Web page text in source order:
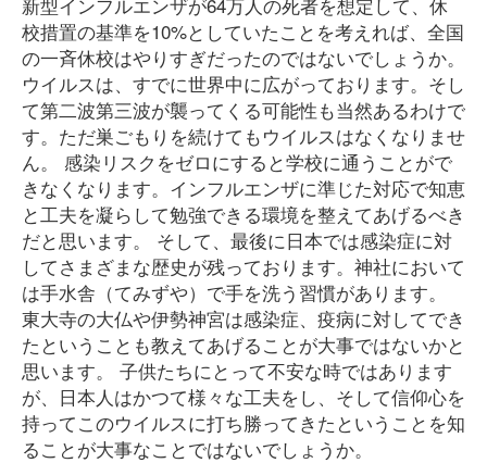
校措置の基準を10%としていたことを考えれば、全国
の一斉休校はやりすぎだったのではないでしょうか。
ウイルスは、すでに世界中に広がっております。そし
て第二波第三波が襲ってくる可能性も当然あるわけで
す。ただ巣ごもりを続けてもウイルスはなくなりませ
ん。 感染リスクをゼロにすると学校に通うことがで
きなくなります。インフルエンザに準じた対応で知恵
と工夫を凝らして勉強できる環境を整えてあげるべき
だと思います。 そして、最後に日本では感染症に対
してさまざまな歴史が残っております。神社において
は手水舎（てみずや）で手を洗う習慣があります。
東大寺の大仏や伊勢神宮は感染症、疫病に対してでき
たということも教えてあげることが大事ではないかと
思います。 子供たちにとって不安な時ではあります
が、日本人はかつて様々な工夫をし、そして信仰心を
持ってこのウイルスに打ち勝ってきたということを知
ることが大事なことではないでしょうか。